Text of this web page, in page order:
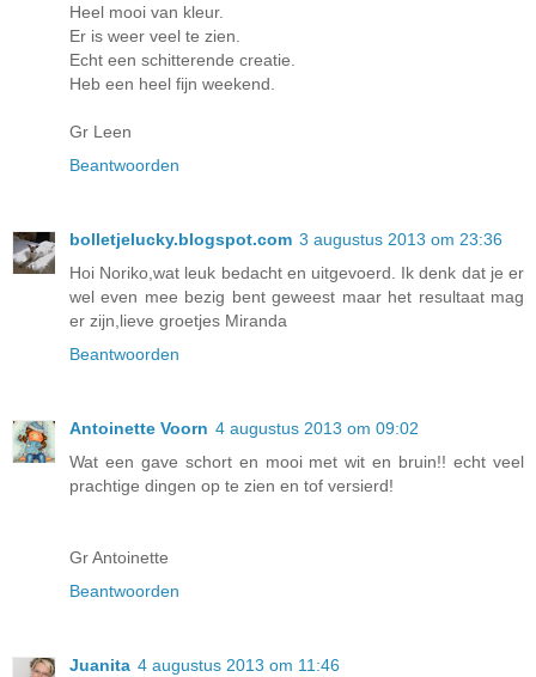
Heel mooi van kleur.
Er is weer veel te zien.
Echt een schitterende creatie.
Heb een heel fijn weekend.
Gr Leen
Beantwoorden
bolletjelucky.blogspot.com 3 augustus 2013 om 23:36
Hoi Noriko,wat leuk bedacht en uitgevoerd. Ik denk dat je er
wel even mee bezig bent geweest maar het resultaat mag
er zijn,lieve groetjes Miranda
Beantwoorden
Antoinette Voorn 4 augustus 2013 om 09:02
Wat een gave schort en mooi met wit en bruin!! echt veel
prachtige dingen op te zien en tof versierd!
Gr Antoinette
Beantwoorden
Juanita 4 augustus 2013 om 11:46